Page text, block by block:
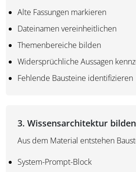
Alte Fassungen markieren
Dateinamen vereinheitlichen
Themenbereiche bilden
Widersprüchliche Aussagen
Fehlende Bausteine identifizieren
3. Wissensarchitektur bilden
Aus dem Material entstehen
System-Prompt-Block